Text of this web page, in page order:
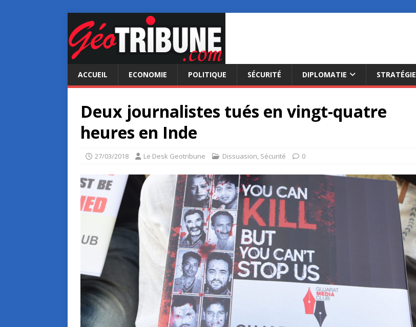
ACCUEIL ECONOMIE POLITIQUE SÉCURITÉ DIPLOMATIE STRATÉGIE
Deux journalistes tués en vingt-quatre
heures en Inde
27/03/2018 Le Desk Geotribune Dissuasion, Sécurité 0